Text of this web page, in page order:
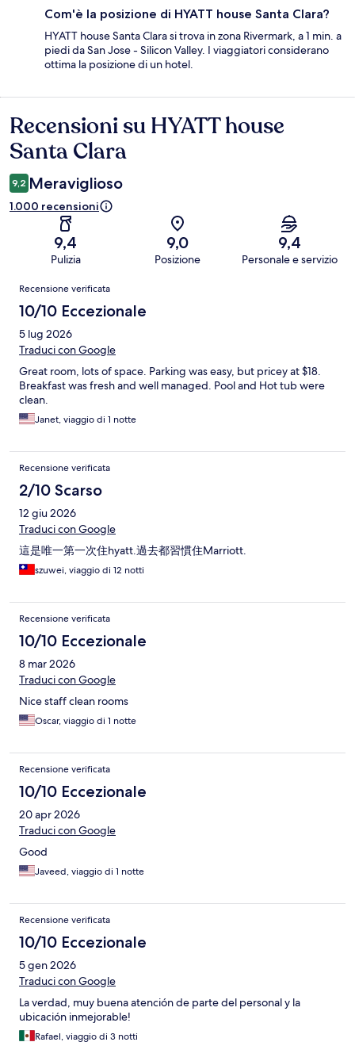
Com'è la posizione di HYATT house Santa Clara?
HYATT house Santa Clara si trova in zona Rivermark, a 1 min. a
piedi da San Jose - Silicon Valley. I viaggiatori considerano
ottima la posizione di un hotel.
Recensioni
Recensioni su HYATT house
Santa Clara
9,2 Meraviglioso
1.000 recensioni
9,4
Pulizia
9,0
Posizione
9,4
Personale e servizio
Recensioni
Recensione verificata
10/10 Eccezionale
5 lug 2026
Traduci con Google
Great room, lots of space. Parking was easy, but pricey at $18.
Breakfast was fresh and well managed. Pool and Hot tub were
clean.
Janet, viaggio di 1 notte
Recensione verificata
2/10 Scarso
12 giu 2026
Traduci con Google
這是唯一第一次住hyatt.過去都習慣住Marriott.
szuwei, viaggio di 12 notti
Recensione verificata
10/10 Eccezionale
8 mar 2026
Traduci con Google
Nice staff clean rooms
Oscar, viaggio di 1 notte
Recensione verificata
10/10 Eccezionale
20 apr 2026
Traduci con Google
Good
Javeed, viaggio di 1 notte
Recensione verificata
10/10 Eccezionale
5 gen 2026
Traduci con Google
La verdad, muy buena atención de parte del personal y la
ubicación inmejorable!
Rafael, viaggio di 3 notti